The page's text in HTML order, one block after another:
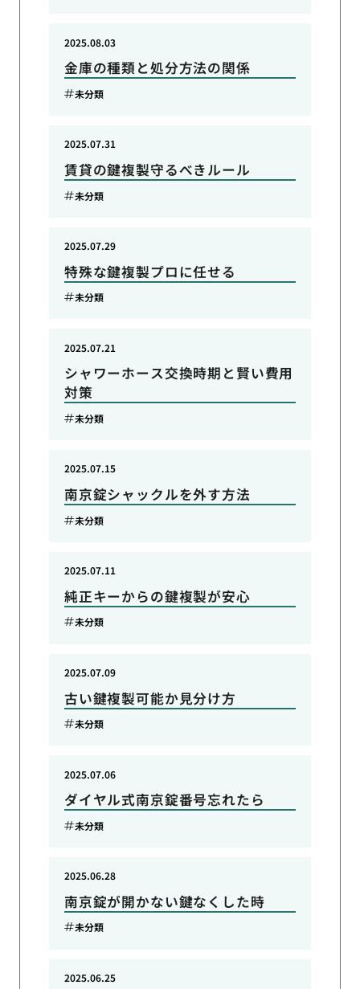
金庫の種類と処分方法の関係
2025.08.03
未分類
賃貸の鍵複製守るべきルール
2025.07.31
未分類
特殊な鍵複製プロに任せる
2025.07.29
未分類
シャワーホース交換時期と賢い費用
対策
2025.07.21
未分類
南京錠シャックルを外す方法
2025.07.15
未分類
純正キーからの鍵複製が安心
2025.07.11
未分類
古い鍵複製可能か見分け方
2025.07.09
未分類
ダイヤル式南京錠番号忘れたら
2025.07.06
未分類
南京錠が開かない鍵なくした時
2025.06.28
未分類
2025.06.25